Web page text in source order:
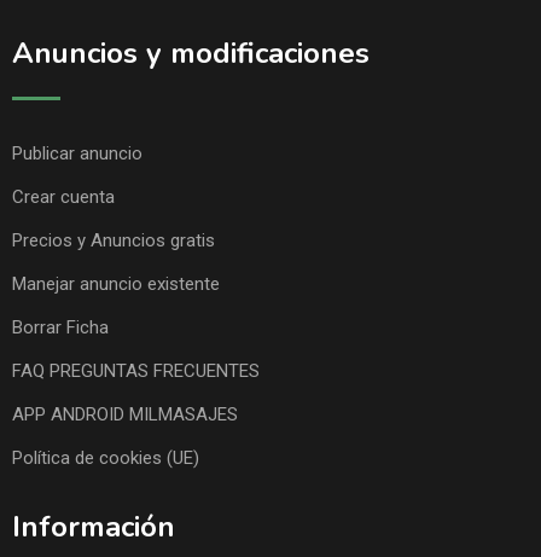
Anuncios y modificaciones
Publicar anuncio
Crear cuenta
Precios y Anuncios gratis
Manejar anuncio existente
Borrar Ficha
FAQ PREGUNTAS FRECUENTES
APP ANDROID MILMASAJES
Política de cookies (UE)
Información